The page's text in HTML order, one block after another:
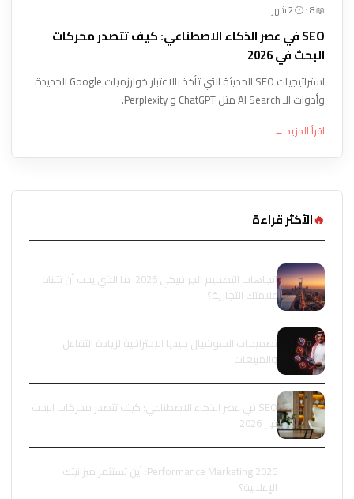
📖 8 د 🕐 2 شهر
SEO في عصر الذكاء الاصطناعي: كيف تتصدر محركات
البحث في 2026
استراتيجيات SEO الحديثة التي تأخذ بالاعتبار خوارزميات Google الجديدة
وأدوات الـ AI Search مثل ChatGPT و Perplexity.
اقرأ المزيد ←
🔥الأكثر قراءة
اتجاهات التصميم الجرافيكي 2026: ما الذي يجب أن تتبناه
علامتك التجارية؟
تصميمات السوشيال ميديا الاحترافية لزيادة التفاعل
والمبيعات
SEO في عصر الذكاء الاصطناعي: كيف تتصدر محركات البحث
في 2026
Performance Marketing 2026: أين تستثمر ميزانيتك
الإعلانية؟